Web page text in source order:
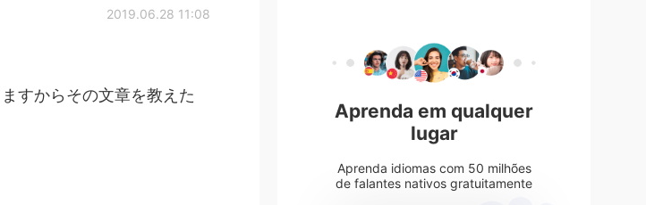
2019.06.28 11:08
すからその文章を教えた
Aprenda em qualquer
lugar
Aprenda idiomas com 50 milhões
de falantes nativos gratuitamente